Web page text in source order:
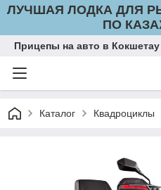
ЛУЧШАЯ ЛОДКА ДЛЯ
ПО
Прицепы на авто в Кокшетау
Каталог Квадроциклы